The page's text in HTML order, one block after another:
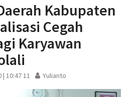
Kabupaten
Cegah
Karyawan
10:47 11 Yulianto